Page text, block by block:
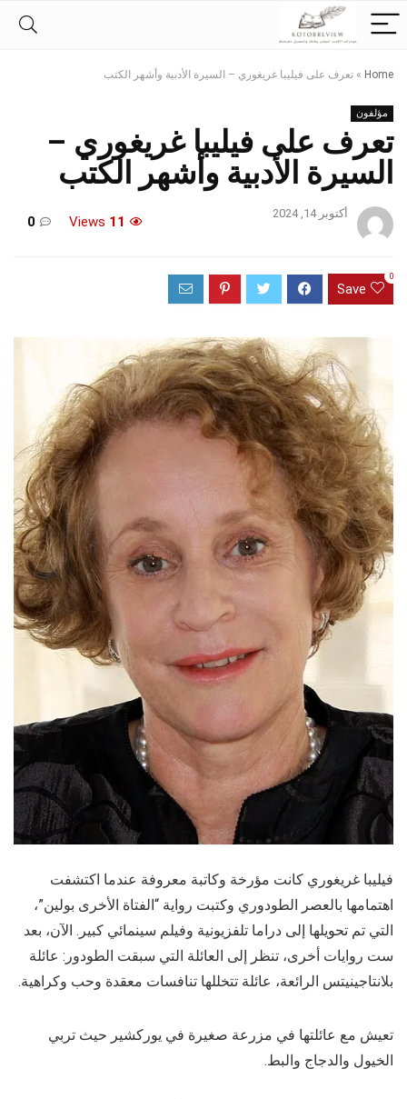
Home
» تعرف على فيليبا غريغوري – السيرة الأدبية وأشهر الكتب
مؤلفون
تعرف على فيليبا غريغوري –
السيرة الأدبية وأشهر الكتب
أكتوبر 14, 2024
11
0
Save
0
فيليبا غريغوري كانت مؤرخة وكاتبة معروفة عندما اكتشفت
اهتمامها بالعصر الطودوري وكتبت رواية “الفتاة الأخرى بولين”،
التي تم تحويلها إلى دراما تلفزيونية وفيلم سينمائي كبير. الآن، بعد
ست روايات أخرى، تنظر إلى العائلة التي سبقت الطودور: عائلة
بلانتاجينيتس الرائعة، عائلة تتخللها تنافسات معقدة وحب وكراهية.
تعيش مع عائلتها في مزرعة صغيرة في يوركشير حيث تربي
الخيول والدجاج والبط.